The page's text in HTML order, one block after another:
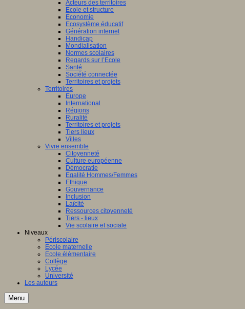
Acteurs des territoires
Ecole et structure
Economie
Ecosystème éducatif
Génération internet
Handicap
Mondialisation
Normes scolaires
Regards sur l’Ecole
Santé
Société connectée
Territoires et projets
Territoires
Europe
International
Régions
Ruralité
Territoires et projets
Tiers lieux
Villes
Vivre ensemble
Citoyenneté
Culture européenne
Démocratie
Egalité Hommes/Femmes
Ethique
Gouvernance
Inclusion
Laïcité
Ressources citoyenneté
Tiers - lieux
Vie scolaire et sociale
Niveaux
Périscolaire
Ecole maternelle
Ecole élémentaire
Collège
Lycée
Université
Les auteurs
Menu